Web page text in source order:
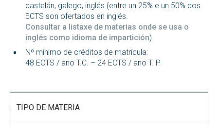
castelán, galego, inglés (entre un 25% e un 50% dos
ECTS son ofertados en inglés.
Consultar a listaxe de materias onde se usa o
inglés como idioma de impartición).
Nº mínimo de créditos de matrícula:
48 ECTS / ano T.C. – 24 ECTS / ano T. P.
TIPO DE MATERIA